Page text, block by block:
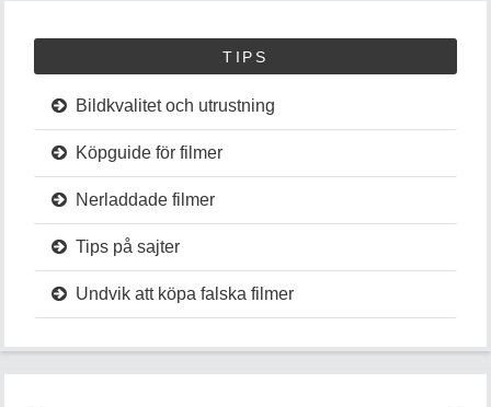
TIPS
Bildkvalitet och utrustning
Köpguide för filmer
Nerladdade filmer
Tips på sajter
Undvik att köpa falska filmer